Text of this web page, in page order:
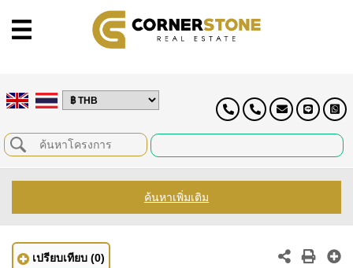
ค้นหาเพิ่มเติม
เปรียบเทียบ (0)